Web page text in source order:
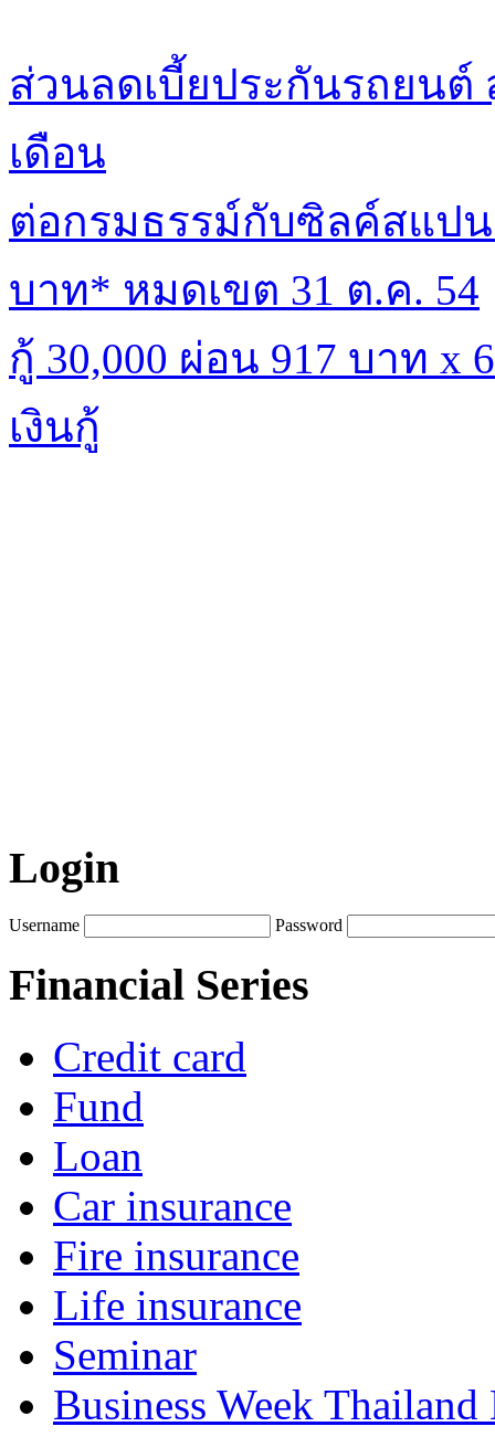
ส่วนลดเบี้ยประกันรถยนต์
เดือน
ต่อกรมธรรม์กับซิลค์สแป
บาท* หมดเขต 31 ต.ค. 54
กู้ 30,000 ผ่อน 917 บาท x
เงินกู้
Login
Username Password
Financial Series
Credit card
Fund
Loan
Car insurance
Fire insurance
Life insurance
Seminar
Business Week Thailand